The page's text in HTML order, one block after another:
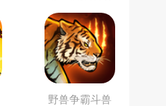
野兽争霸斗兽